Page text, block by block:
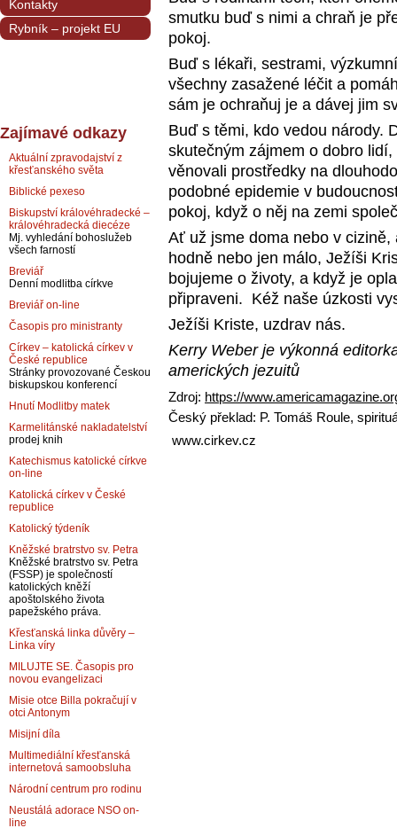
smutku buď s nimi a chraň je
pokoj.
Buď s lékaři, sestrami,
všechny zasažené léčit a
sám je ochraňuj je a dávej jim
Buď s těmi, kdo vedou národy.
skutečným zájmem o dobro
věnovali prostředky na
podobné epidemie v
pokoj, když o něj na zemi
Ať už jsme doma nebo v
hodně nebo jen málo, Ježíši
bojujeme o životy, a když je
připraveni. Kéž naše úzkosti
Ježíši Kriste, uzdrav nás.
Kerry Weber je výkonná
amerických jezuitů
Zdroj: https://
Český překlad: P. Tomáš Roule,
www.cirkev.cz
Kontakty
Rybník – projekt EU
Zajímavé odkazy
Aktuální zpravodajství z
křesťanského světa
Biblické pexeso
Biskupství královéhradecké –
královéhradecká diecéze
Mj. vyhledání bohoslužeb
všech farností
Breviář
Denní modlitba církve
Breviář on-line
Časopis pro ministranty
Církev – katolická církev v
České republice
Stránky provozované Českou
biskupskou konferencí
Hnutí Modlitby matek
Karmelitánské nakladatelství
prodej knih
Katechismus katolické církve
on-line
Katolická církev v České
republice
Katolický týdeník
Kněžské bratrstvo sv. Petra
Kněžské bratrstvo sv. Petra
(FSSP) je společností
katolických kněží
apoštolského života
papežského práva.
Křesťanská linka důvěry –
Linka víry
MILUJTE SE. Časopis pro
novou evangelizaci
Misie otce Billa pokračují v
otci Antonym
Misijní díla
Multimediální křesťanská
internetová samoobsluha
Národní centrum pro rodinu
Neustálá adorace NSO on-
line